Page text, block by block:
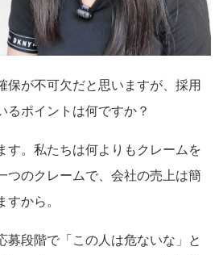
が不可欠だと思いますが、採用
るポイントは何ですか？
す。私たちは何よりもクレームを
つのクレームで、会社の売上は簡
から。
募段階で「この人は危ないな」と